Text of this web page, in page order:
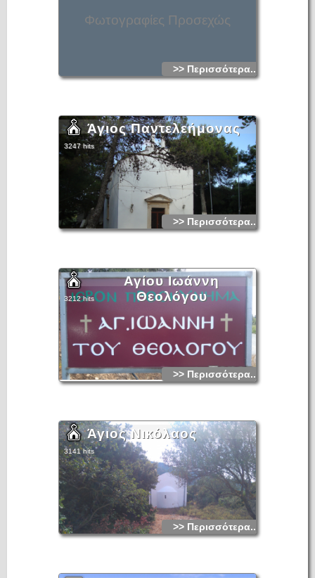
Φωτογραφίες Προσεχώς
>> Περισσότερα...
Άγιος Παντελεήμονας
3247 hits
>> Περισσότερα...
Αγίου Ιωάννη
Θεολόγου
3212 hits
>> Περισσότερα...
Άγιος Νικόλαος
3141 hits
>> Περισσότερα...